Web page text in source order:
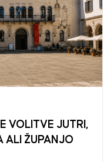
VOLITVE JUTRI,
ALI ŽUPANJO